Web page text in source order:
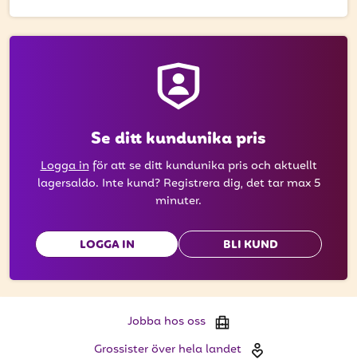
PRENUMERERA
Se ditt kundunika pris
Logga inför att se ditt kundunika pris och aktuellt
lagersaldo. Inte kund? Registrera dig, det tar max 5
minuter.
LOGGA IN BLI KUND
Jobba hos oss
Grossister över hela landet